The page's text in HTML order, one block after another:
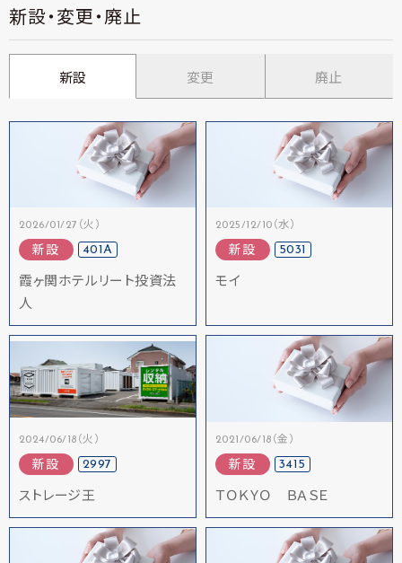
新設・変更・廃止
新設 変更 廃止
2026/01/27（火）
新設 401A
霞ヶ関ホテルリート投資法
人
2025/12/10（水）
新設 5031
モイ
2024/06/18（火）
新設 2997
ストレージ王
2021/06/18（金）
新設 3415
ＴＯＫＹＯ ＢＡＳＥ